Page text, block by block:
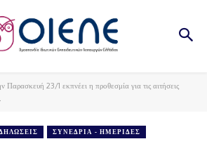
Παρασκευή 23/1 εκπνέει η προθεσμία για τις αιτήσεις
ΣΥΝΈΔΡΙΑ - ΗΜΕΡΊΔΕΣ